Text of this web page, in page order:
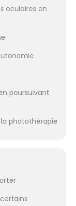
oculaires en
poursuivant
photothérapie